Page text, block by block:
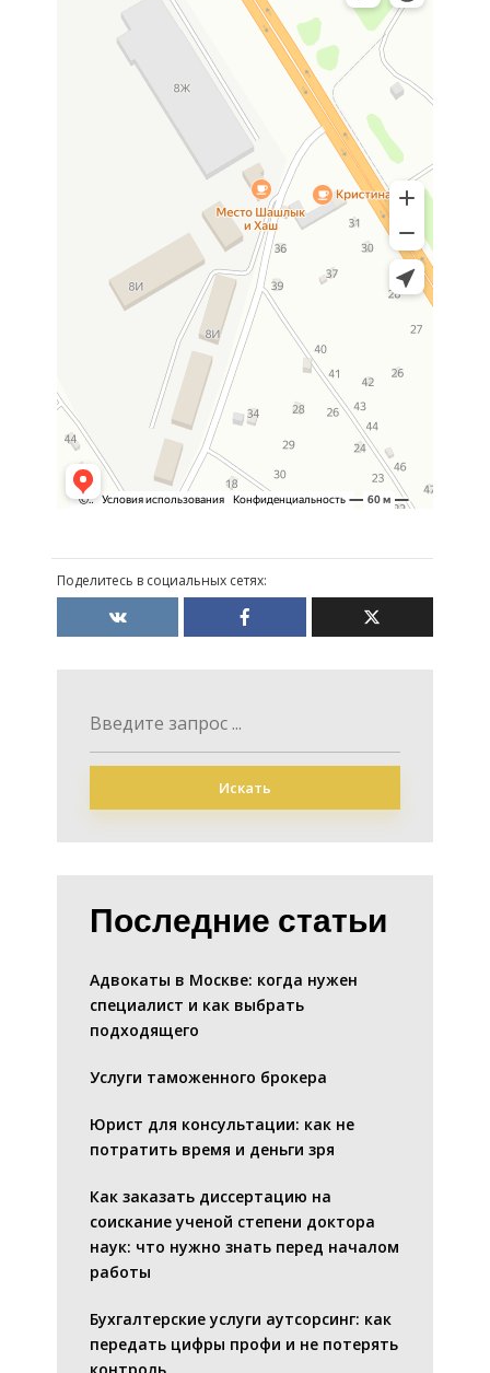
Поделитесь в социальных сетях:
Искать
Последние статьи
Адвокаты в Москве: когда нужен
специалист и как выбрать
подходящего
Услуги таможенного брокера
Юрист для консультации: как не
потратить время и деньги зря
Как заказать диссертацию на
соискание ученой степени доктора
наук: что нужно знать перед началом
работы
Бухгалтерские услуги аутсорсинг: как
передать цифры профи и не потерять